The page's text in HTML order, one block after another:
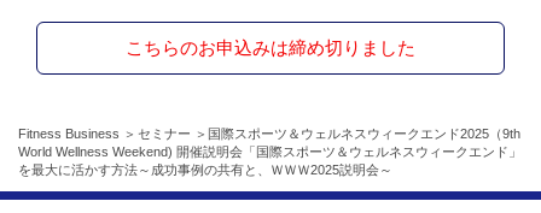
こちらのお申込みは締め切りました
Fitness Business セミナー
国際スポーツ＆ウェルネスウィークエンド2025（9th
World Wellness Weekend) 開催説明会「国際スポーツ＆ウェルネスウィークエンド」
を最大に活かす方法～成功事例の共有と、ＷＷＷ2025説明会～